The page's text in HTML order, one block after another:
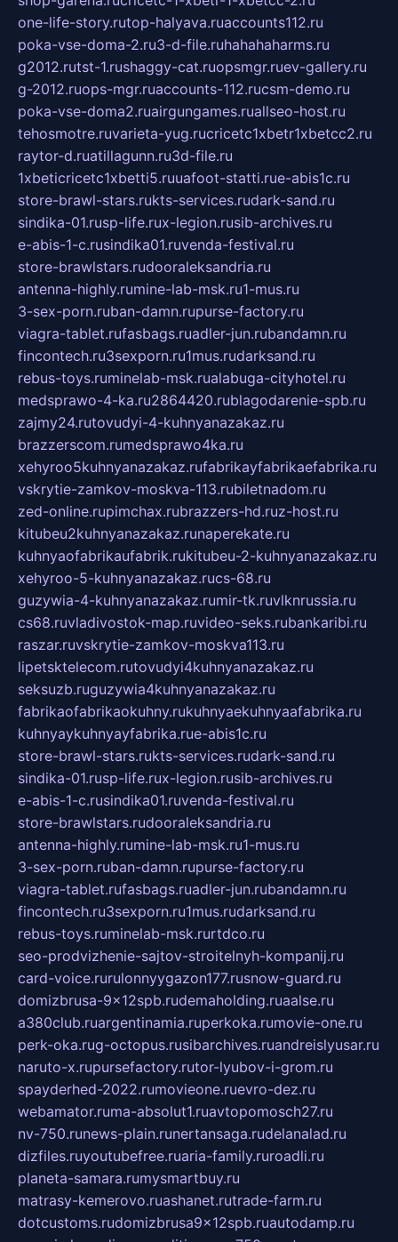
one-life-story.rutop-halyava.ruaccounts112.ru
poka-vse-doma-2.ru3-d-file.ruhahahaharms.ru
g2012.rutst-1.rushaggy-cat.ruopsmgr.ruev-gallery.ru
g-2012.ruops-mgr.ruaccounts-112.rucsm-demo.ru
poka-vse-doma2.ruairgungames.ruallseo-host.ru
tehosmotre.ruvarieta-yug.rucricetc1xbetr1xbetcc2.ru
raytor-d.ruatillagunn.ru3d-file.ru
1xbeticricetc1xbetti5.ruuafoot-statti.rue-abis1c.ru
store-brawl-stars.rukts-services.rudark-sand.ru
sindika-01.rusp-life.rux-legion.rusib-archives.ru
e-abis-1-c.rusindika01.ruvenda-festival.ru
store-brawlstars.rudooraleksandria.ru
antenna-highly.rumine-lab-msk.ru1-mus.ru
3-sex-porn.ruban-damn.rupurse-factory.ru
viagra-tablet.rufasbags.ruadler-jun.rubandamn.ru
fincontech.ru3sexporn.ru1mus.rudarksand.ru
rebus-toys.ruminelab-msk.rualabuga-cityhotel.ru
medsprawo-4-ka.ru2864420.rublagodarenie-spb.ru
zajmy24.rutovudyi-4-kuhnyanazakaz.ru
brazzerscom.rumedsprawo4ka.ru
xehyroo5kuhnyanazakaz.rufabrikayfabrikaefabrika.ru
vskrytie-zamkov-moskva-113.rubiletnadom.ru
zed-online.rupimchax.rubrazzers-hd.ruz-host.ru
kitubeu2kuhnyanazakaz.runaperekate.ru
kuhnyaofabrikaufabrik.rukitubeu-2-kuhnyanazakaz.ru
xehyroo-5-kuhnyanazakaz.rucs-68.ru
guzywia-4-kuhnyanazakaz.rumir-tk.ruvlknrussia.ru
cs68.ruvladivostok-map.ruvideo-seks.rubankaribi.ru
raszar.ruvskrytie-zamkov-moskva113.ru
lipetsktelecom.rutovudyi4kuhnyanazakaz.ru
seksuzb.ruguzywia4kuhnyanazakaz.ru
fabrikaofabrikaokuhny.rukuhnyaekuhnyaafabrika.ru
kuhnyaykuhnyayfabrika.rue-abis1c.ru
store-brawl-stars.rukts-services.rudark-sand.ru
sindika-01.rusp-life.rux-legion.rusib-archives.ru
e-abis-1-c.rusindika01.ruvenda-festival.ru
store-brawlstars.rudooraleksandria.ru
antenna-highly.rumine-lab-msk.ru1-mus.ru
3-sex-porn.ruban-damn.rupurse-factory.ru
viagra-tablet.rufasbags.ruadler-jun.rubandamn.ru
fincontech.ru3sexporn.ru1mus.rudarksand.ru
rebus-toys.ruminelab-msk.rurtdco.ru
seo-prodvizhenie-sajtov-stroitelnyh-kompanij.ru
card-voice.rurulonnyygazon177.rusnow-guard.ru
domizbrusa-9x12spb.rudemaholding.ruaalse.ru
a380club.ruargentinamia.ruperkoka.rumovie-one.ru
perk-oka.rug-octopus.rusibarchives.ruandreislyusar.ru
naruto-x.rupursefactory.rutor-lyubov-i-grom.ru
spayderhed-2022.rumovieone.ruevro-dez.ru
webamator.ruma-absolut1.ruavtopomosch27.ru
nv-750.runews-plain.runertansaga.rudelanalad.ru
dizfiles.ruyoutubefree.ruaria-family.ruroadli.ru
planeta-samara.rumysmartbuy.ru
matrasy-kemerovo.ruashanet.rutrade-farm.ru
dotcustoms.rudomizbrusa9x12spb.ruautodamp.ru